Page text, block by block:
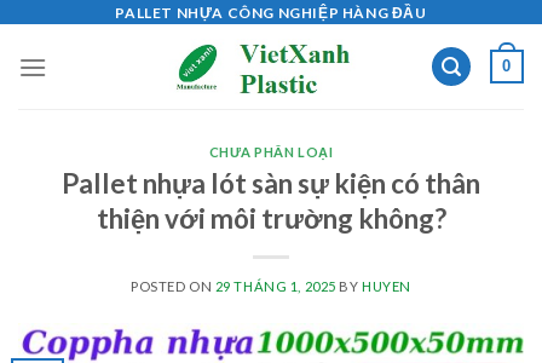
content
PALLET NHỰA CÔNG NGHIỆP HÀNG ĐẦU
0
CHƯA PHÂN LOẠI
Pallet nhựa lót sàn sự kiện có thân
thiện với môi trường không?
POSTED ON 29 THÁNG 1, 2025 BY HUYEN